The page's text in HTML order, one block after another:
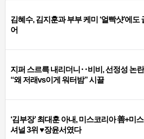
김혜수, 김지훈과 부부 케미 ‘얼빡샷’에도
어
지퍼 스르륵 내리더니‥비비, 선정성 논
“왜 저래vs이게 워터밤” 시끌
‘김부장’ 최대훈 아내, 미스코리아 善+미
셔널 3위 ♥장윤서였다